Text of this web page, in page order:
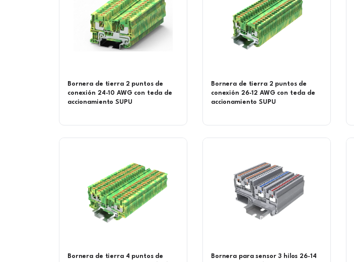
Bornera de tierra 2 puntos de
conexión 24-10 AWG con tecla de
accionamiento SUPU
Bornera de tierra 2 puntos de
conexión 26-12 AWG con tecla de
accionamiento SUPU
Bornera de tierra 4 puntos de
Bornera para sensor 3 hilos 26-14